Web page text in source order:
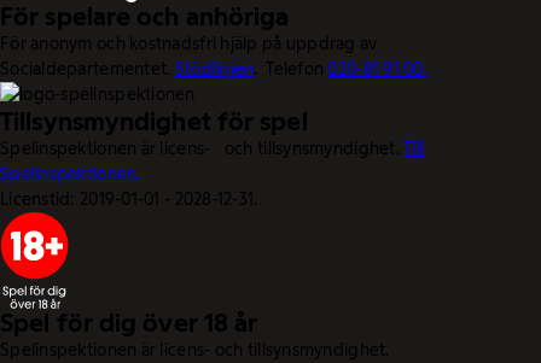
För spelare och anhöriga
För anonym och kostnadsfri hjälp på uppdrag av
Socialdepartementet. Stödlinjen. Telefon020-81 91 00.
Tillsynsmyndighet för spel
Spelinspektionen är licens- och tillsynsmyndighet.Till
Spelinspektionen.
Licenstid: 2019-01-01 - 2028-12-31.
Spel för dig över 18 år
Spelinspektionen är licens- och tillsynsmyndighet.